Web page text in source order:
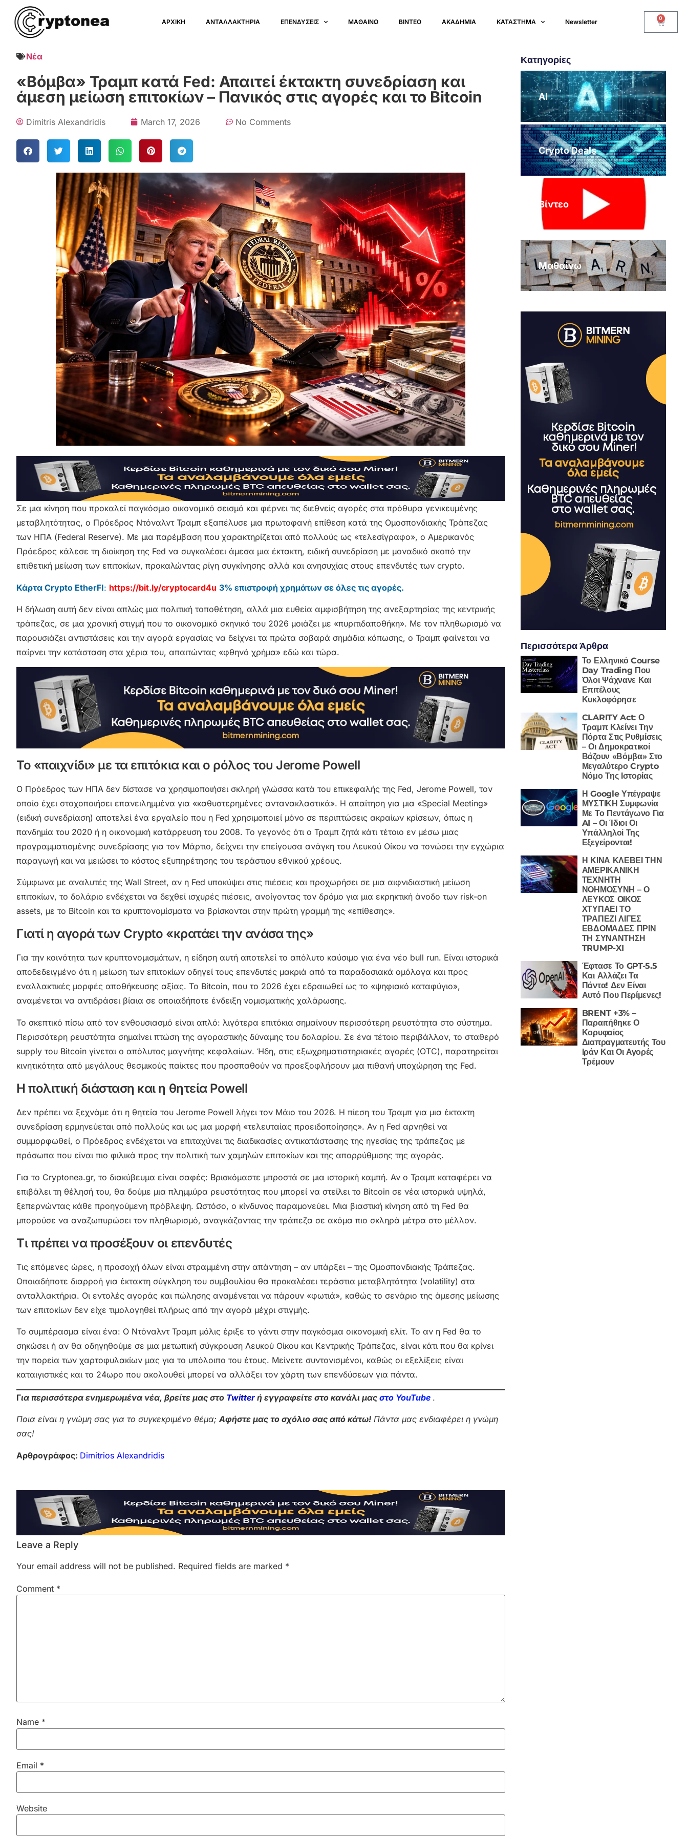
ΑΡΧΙΚΗ ΑΝΤΑΛΛΑΚΤΗΡΙΑ ΕΠΕΝΔΥΣΕΙΣ ΜΑΘΑΙΝΩ ΒΙΝΤΕΟ ΑΚΑΔΗΜΙΑ ΚΑΤΑΣΤΗΜΑ Newsletter 0
Νέα
«Βόμβα» Τραμπ κατά Fed: Απαιτεί έκτακτη συνεδρίαση και
άμεση μείωση επιτοκίων – Πανικός στις αγορές και το Bitcoin
Dimitris Alexandridis March 17, 2026 No Comments
Σε μια κίνηση που προκαλεί παγκόσμιο οικονομικό σεισμό και φέρνει τις διεθνείς αγορές στα πρόθυρα γενικευμένης
μεταβλητότητας, ο Πρόεδρος Ντόναλντ Τραμπ εξαπέλυσε μια πρωτοφανή επίθεση κατά της Ομοσπονδιακής Τράπεζας
των ΗΠΑ (Federal Reserve). Με μια παρέμβαση που χαρακτηρίζεται από πολλούς ως «τελεσίγραφο», ο Αμερικανός
Πρόεδρος κάλεσε τη διοίκηση της Fed να συγκαλέσει άμεσα μια έκτακτη, ειδική συνεδρίαση με μοναδικό σκοπό την
επιθετική μείωση των επιτοκίων, προκαλώντας ρίγη συγκίνησης αλλά και ανησυχίας στους επενδυτές των crypto.
Κάρτα Crypto EtherFI: https://bit.ly/cryptocard4u 3% επιστροφή χρημάτων σε όλες τις αγορές.
Η δήλωση αυτή δεν είναι απλώς μια πολιτική τοποθέτηση, αλλά μια ευθεία αμφισβήτηση της ανεξαρτησίας της κεντρικής
τράπεζας, σε μια χρονική στιγμή που το οικονομικό σκηνικό του 2026 μοιάζει με «πυριτιδαποθήκη». Με τον πληθωρισμό να
παρουσιάζει αντιστάσεις και την αγορά εργασίας να δείχνει τα πρώτα σοβαρά σημάδια κόπωσης, ο Τραμπ φαίνεται να
παίρνει την κατάσταση στα χέρια του, απαιτώντας «φθηνό χρήμα» εδώ και τώρα.
Το «παιχνίδι» με τα επιτόκια και ο ρόλος του Jerome Powell
Ο Πρόεδρος των ΗΠΑ δεν δίστασε να χρησιμοποιήσει σκληρή γλώσσα κατά του επικεφαλής της Fed, Jerome Powell, τον
οποίο έχει στοχοποιήσει επανειλημμένα για «καθυστερημένες αντανακλαστικά». Η απαίτηση για μια «Special Meeting»
(ειδική συνεδρίαση) αποτελεί ένα εργαλείο που η Fed χρησιμοποιεί μόνο σε περιπτώσεις ακραίων κρίσεων, όπως η
πανδημία του 2020 ή η οικονομική κατάρρευση του 2008. Το γεγονός ότι ο Τραμπ ζητά κάτι τέτοιο εν μέσω μιας
προγραμματισμένης συνεδρίασης για τον Μάρτιο, δείχνει την επείγουσα ανάγκη του Λευκού Οίκου να τονώσει την εγχώρια
παραγωγή και να μειώσει το κόστος εξυπηρέτησης του τεράστιου εθνικού χρέους.
Σύμφωνα με αναλυτές της Wall Street, αν η Fed υποκύψει στις πιέσεις και προχωρήσει σε μια αιφνιδιαστική μείωση
επιτοκίων, το δολάριο ενδέχεται να δεχθεί ισχυρές πιέσεις, ανοίγοντας τον δρόμο για μια εκρηκτική άνοδο των risk-on
assets, με το Bitcoin και τα κρυπτονομίσματα να βρίσκονται στην πρώτη γραμμή της «επίθεσης».
Γιατί η αγορά των Crypto «κρατάει την ανάσα της»
Για την κοινότητα των κρυπτονομισμάτων, η είδηση αυτή αποτελεί το απόλυτο καύσιμο για ένα νέο bull run. Είναι ιστορικά
αποδεδειγμένο ότι η μείωση των επιτοκίων οδηγεί τους επενδυτές μακριά από τα παραδοσιακά ομόλογα και προς
εναλλακτικές μορφές αποθήκευσης αξίας. Το Bitcoin, που το 2026 έχει εδραιωθεί ως το «ψηφιακό καταφύγιο»,
αναμένεται να αντιδράσει βίαια σε οποιαδήποτε ένδειξη νομισματικής χαλάρωσης.
Το σκεπτικό πίσω από τον ενθουσιασμό είναι απλό: λιγότερα επιτόκια σημαίνουν περισσότερη ρευστότητα στο σύστημα.
Περισσότερη ρευστότητα σημαίνει πτώση της αγοραστικής δύναμης του δολαρίου. Σε ένα τέτοιο περιβάλλον, το σταθερό
supply του Bitcoin γίνεται ο απόλυτος μαγνήτης κεφαλαίων. Ήδη, στις εξωχρηματιστηριακές αγορές (OTC), παρατηρείται
κινητικότητα από μεγάλους θεσμικούς παίκτες που προσπαθούν να προεξοφλήσουν μια πιθανή υποχώρηση της Fed.
Η πολιτική διάσταση και η θητεία Powell
Δεν πρέπει να ξεχνάμε ότι η θητεία του Jerome Powell λήγει τον Μάιο του 2026. Η πίεση του Τραμπ για μια έκτακτη
συνεδρίαση ερμηνεύεται από πολλούς και ως μια μορφή «τελευταίας προειδοποίησης». Αν η Fed αρνηθεί να
συμμορφωθεί, ο Πρόεδρος ενδέχεται να επιταχύνει τις διαδικασίες αντικατάστασης της ηγεσίας της τράπεζας με
πρόσωπα που είναι πιο φιλικά προς την πολιτική των χαμηλών επιτοκίων και της απορρύθμισης της αγοράς.
Για το Cryptonea.gr, το διακύβευμα είναι σαφές: Βρισκόμαστε μπροστά σε μια ιστορική καμπή. Αν ο Τραμπ καταφέρει να
επιβάλει τη θέλησή του, θα δούμε μια πλημμύρα ρευστότητας που μπορεί να στείλει το Bitcoin σε νέα ιστορικά υψηλά,
ξεπερνώντας κάθε προηγούμενη πρόβλεψη. Ωστόσο, ο κίνδυνος παραμονεύει. Μια βιαστική κίνηση από τη Fed θα
μπορούσε να αναζωπυρώσει τον πληθωρισμό, αναγκάζοντας την τράπεζα σε ακόμα πιο σκληρά μέτρα στο μέλλον.
Τι πρέπει να προσέξουν οι επενδυτές
Τις επόμενες ώρες, η προσοχή όλων είναι στραμμένη στην απάντηση – αν υπάρξει – της Ομοσπονδιακής Τράπεζας.
Οποιαδήποτε διαρροή για έκτακτη σύγκληση του συμβουλίου θα προκαλέσει τεράστια μεταβλητότητα (volatility) στα
ανταλλακτήρια. Οι εντολές αγοράς και πώλησης αναμένεται να πάρουν «φωτιά», καθώς το σενάριο της άμεσης μείωσης
των επιτοκίων δεν είχε τιμολογηθεί πλήρως από την αγορά μέχρι στιγμής.
Το συμπέρασμα είναι ένα: Ο Ντόναλντ Τραμπ μόλις έριξε το γάντι στην παγκόσμια οικονομική ελίτ. Το αν η Fed θα το
σηκώσει ή αν θα οδηγηθούμε σε μια μετωπική σύγκρουση Λευκού Οίκου και Κεντρικής Τράπεζας, είναι κάτι που θα κρίνει
την πορεία των χαρτοφυλακίων μας για το υπόλοιπο του έτους. Μείνετε συντονισμένοι, καθώς οι εξελίξεις είναι
καταιγιστικές και το 24ωρο που ακολουθεί μπορεί να αλλάξει τον χάρτη των επενδύσεων για πάντα.
Για περισσότερα ενημερωμένα νέα, βρείτε μας στο Twitter ή εγγραφείτε στο κανάλι μας στο YouTube .
Ποια είναι η γνώμη σας για το συγκεκριμένο θέμα;Αφήστε μας το σχόλιο σας από κάτω! Πάντα μας ενδιαφέρει η γνώμη
σας!
Αρθρογράφος: Dimitrios Alexandridis
Leave a Reply
Your email address will not be published. Required fields are marked *
Comment *
Name *
Email *
Website
Κατηγορίες
AI
Crypto Deals
Βίντεο
Μαθαίνω
Περισσότερα Άρθρα
Το Ελληνικό Course
Day Trading Που
Όλοι Ψάχνανε Και
Επιτέλους
Κυκλοφόρησε
CLARITY Act: Ο
Τραμπ Κλείνει Την
Πόρτα Στις Ρυθμίσεις
– Οι Δημοκρατικοί
Βάζουν «Βόμβα» Στο
Μεγαλύτερο Crypto
Νόμο Της Ιστορίας
Η Google Υπέγραψε
ΜΥΣΤΙΚΗ Συμφωνία
Με Το Πεντάγωνο Για
AI – Οι Ίδιοι Οι
Υπάλληλοί Της
Εξεγείρονται!
Η ΚΙΝΑ ΚΛΕΒΕΙ ΤΗΝ
ΑΜΕΡΙΚΑΝΙΚΗ
ΤΕΧΝΗΤΗ
ΝΟΗΜΟΣΥΝΗ – Ο
ΛΕΥΚΟΣ ΟΙΚΟΣ
ΧΤΥΠΑΕΙ ΤΟ
ΤΡΑΠΕΖΙ ΛΙΓΕΣ
ΕΒΔΟΜΑΔΕΣ ΠΡΙΝ
ΤΗ ΣΥΝΑΝΤΗΣΗ
TRUMP-XI
Έφτασε Το GPT-5.5
Και Αλλάζει Τα
Πάντα! Δεν Είναι
Αυτό Που Περίμενες!
BRENT +3% –
Παραιτήθηκε Ο
Κορυφαίος
Διαπραγματευτής Του
Ιράν Και Οι Αγορές
Τρέμουν